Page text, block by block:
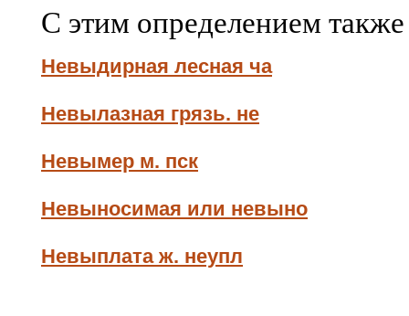
С этим определением
Невыдирная лесная ча
Невылазная грязь. не
Невымер м. пск
Невыносимая или невыно
Невыплата ж. неупл